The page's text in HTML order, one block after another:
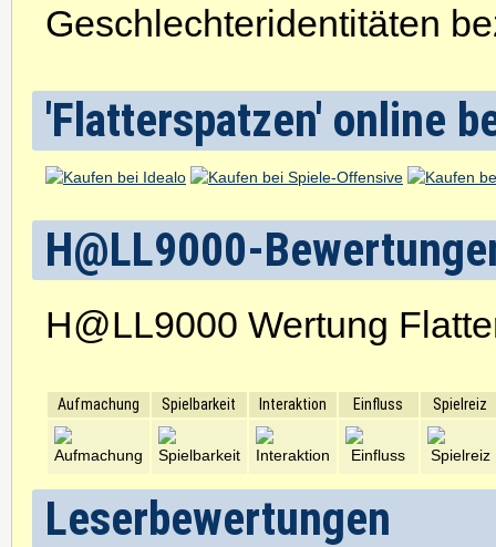
Geschlechteridentitäten
'Flatterspatzen' online
H@LL9000-
H@LL9000 Wertung
Aufmachung Spielbarkeit Interaktion Einfluss Spielreiz
Leserbewertungen